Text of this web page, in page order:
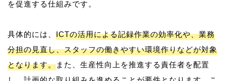
を促進する仕組みです。
具体的には、 ICTの活用による記録作業の効率化や、業務
分担の見直し、スタッフの働きやすい環境作りなどが対象
となります。また、生産性向上を推進する責任者を配置